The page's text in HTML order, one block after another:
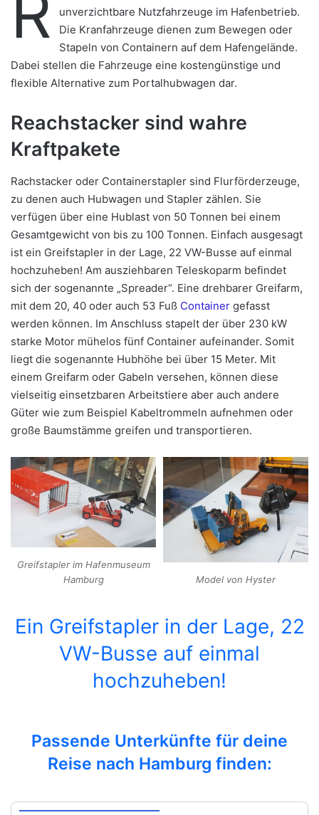
unverzichtbare Nutzfahrzeuge im Hafenbetrieb.
Die Kranfahrzeuge dienen zum Bewegen oder
Stapeln von Containern auf dem Hafengelände.
Dabei stellen die Fahrzeuge eine kostengünstige und
flexible Alternative zum Portalhubwagen dar.
Reachstacker sind wahre
Kraftpakete
Rachstacker oder Containerstapler sind Flurförderzeuge,
zu denen auch Hubwagen und Stapler zählen. Sie
verfügen über eine Hublast von 50 Tonnen bei einem
Gesamtgewicht von bis zu 100 Tonnen. Einfach ausgesagt
ist ein Greifstapler in der Lage, 22 VW-Busse auf einmal
hochzuheben! Am ausziehbaren Teleskoparm befindet
sich der sogenannte „Spreader“. Eine drehbarer Greifarm,
mit dem 20, 40 oder auch 53 Fuß Container gefasst
werden können. Im Anschluss stapelt der über 230 kW
starke Motor mühelos fünf Container aufeinander. Somit
liegt die sogenannte Hubhöhe bei über 15 Meter. Mit
einem Greifarm oder Gabeln versehen, können diese
vielseitig einsetzbaren Arbeitstiere aber auch andere
Güter wie zum Beispiel Kabeltrommeln aufnehmen oder
große Baumstämme greifen und transportieren.
Greifstapler im Hafenmuseum
Hamburg
Model von Hyster
Ein Greifstapler in der Lage, 22
VW-Busse auf einmal
hochzuheben!
Passende Unterkünfte für deine
Reise nach Hamburg finden: